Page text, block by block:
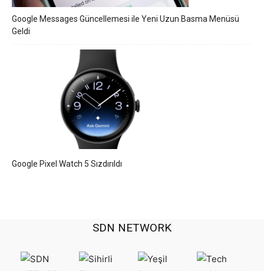
Google Messages Güncellemesi ile Yeni Uzun Basma Menüsü
Geldi
Google Pixel Watch 5 Sızdırıldı
SDN NETWORK